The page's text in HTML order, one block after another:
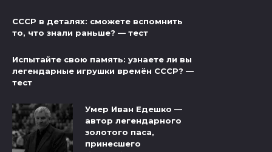
СССР в деталях: сможете вспомнить
то, что знали раньше? — тест
Испытайте свою память: узнаете ли вы
легендарные игрушки времён СССР? —
тест
Умер Иван Едешко —
автор легендарного
золотого паса,
принесшего